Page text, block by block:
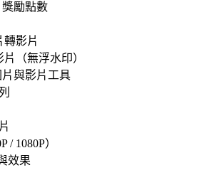
獎勵點數
轉影片
片（無浮水印）
與影片工具
/ 1080P）
效果